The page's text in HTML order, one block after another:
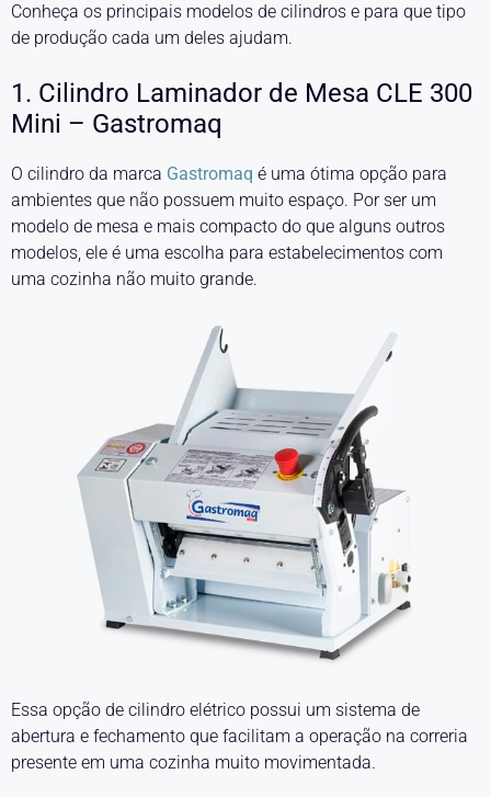
Conheça os principais modelos de cilindros e para que tipo
de produção cada um deles ajudam.
1. Cilindro Laminador de Mesa CLE 300
Mini – Gastromaq
O cilindro da marca Gastromaq é uma ótima opção para
ambientes que não possuem muito espaço. Por ser um
modelo de mesa e mais compacto do que alguns outros
modelos, ele é uma escolha para estabelecimentos com
uma cozinha não muito grande.
Essa opção de cilindro elétrico possui um sistema de
abertura e fechamento que facilitam a operação na correria
presente em uma cozinha muito movimentada.